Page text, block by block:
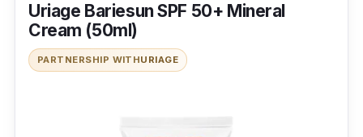
Uriage Bariesun SPF 50+ Mineral
Cream (50ml)
PARTNERSHIP WITHURIAGE